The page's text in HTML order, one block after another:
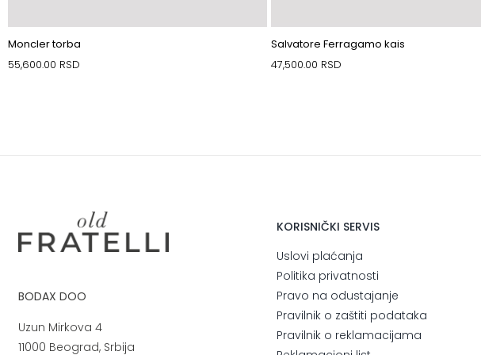
Moncler torba
55,600.00 RSD
Salvatore Ferragamo kais
47,500.00 RSD
BODAX DOO
Uzun Mirkova 4
11000 Beograd, Srbija
KORISNIČKI SERVIS
Uslovi plaćanja
Politika privatnosti
Pravo na odustajanje
Pravilnik o zaštiti podataka
Pravilnik o reklamacijama